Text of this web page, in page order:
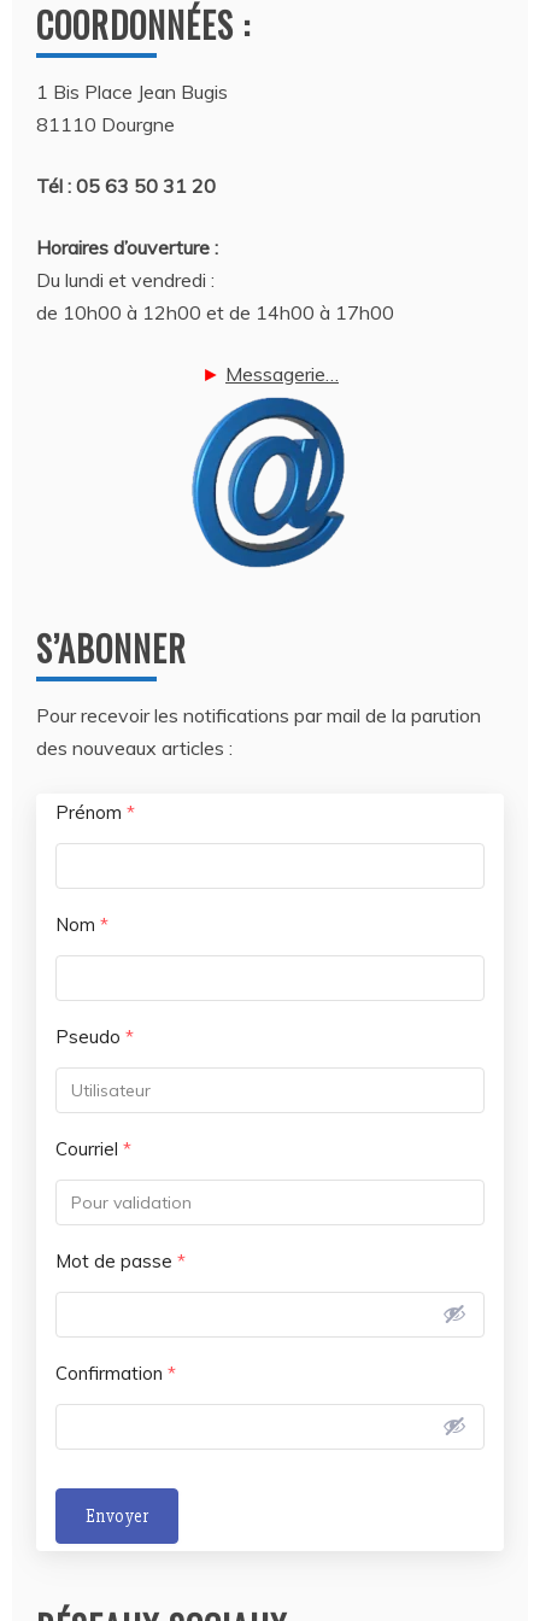
COORDONNÉES :
1 Bis Place Jean Bugis
81110 Dourgne
Tél : 05 63 50 31 20
Horaires d’ouverture :
Du lundi et vendredi :
de 10h00 à 12h00 et de 14h00 à 17h00
► Messagerie…
S’ABONNER
Pour recevoir les notifications par mail de la parution
des nouveaux articles :
Prénom *
Nom *
Pseudo *
Courriel *
Mot de passe *
Confirmation *
Envoyer